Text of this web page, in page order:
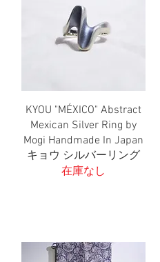
クイックビュー
KYOU "MÉXICO" Abstract
Mexican Silver Ring by
Mogi Handmade In Japan
キョウ シルバーリング
在庫なし